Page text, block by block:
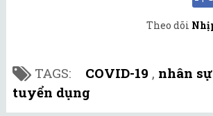
Theo dõi
TAGS: COVID-19 , nhân sự
tuyển dụng